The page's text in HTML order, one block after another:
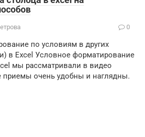
0
по условиям в других
в Excel Условное форматирование
мы рассматривали в видео
приемы очень удобны и наглядны.